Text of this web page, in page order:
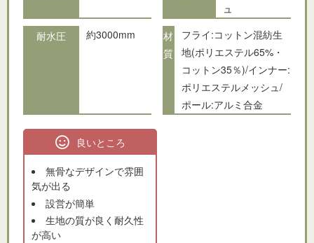
ュ
耐水圧
約3000mm
材
質
フライ:コットン混紡生
地(ポリエステル65%・
コットン35％)/インナー:
ポリエステルメッシュ/
ポール:アルミ合金
良いところ
無骨なデザインで雰囲
気が出る
設営が簡単
生地の質が良く耐久性
が高い